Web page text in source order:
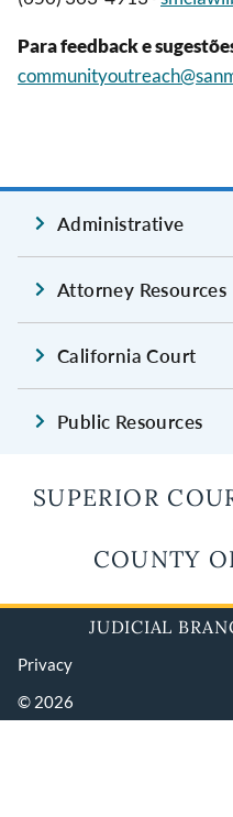
Para feedback e
Administrative
Attorney Resources
California Court
Public Resources
SUPERIOR
COUNTY
JUDICIAL
Privacy
© 2026